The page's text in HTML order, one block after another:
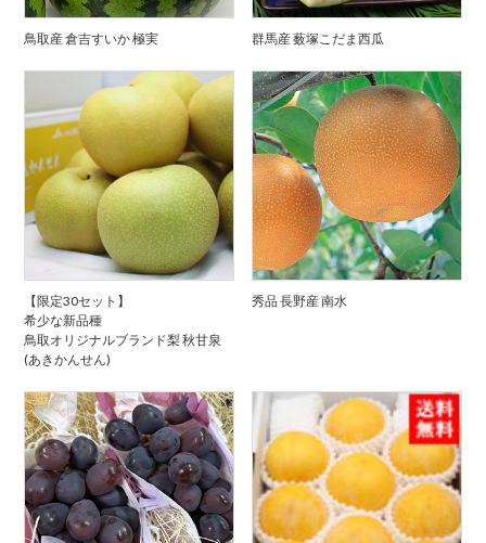
鳥取産 倉吉すいか 極実 群馬産 薮塚こだま西瓜
【限定30セット】
希少な新品種
鳥取オリジナルブランド梨 秋甘泉
(あきかんせん)
秀品 長野産 南水